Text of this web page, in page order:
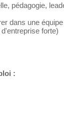
pédagogie,
dans une
forte)
: